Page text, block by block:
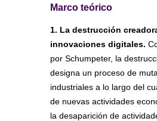
Marco teórico
1. La destrucción
innovaciones digitales.
por Schumpeter, la
designa un proceso de
industriales a lo largo del
de nuevas actividades
la desaparición de